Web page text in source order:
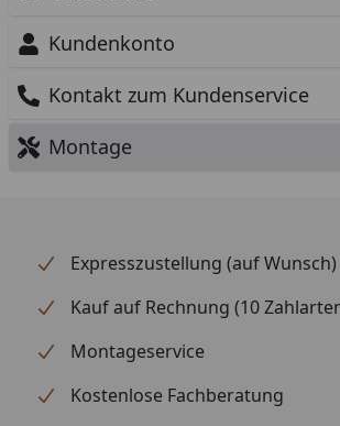
Kundenkonto
Kontakt zum Kundenservice
Montage
Expresszustellung (auf Wunsch)
Kauf auf Rechnung (10
Montageservice
Kostenlose Fachberatung